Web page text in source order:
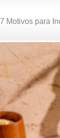
7 Motivos para